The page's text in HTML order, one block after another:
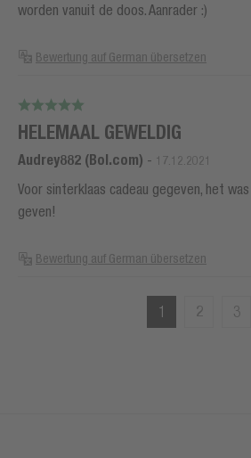
worden vanuit de doos. Aanrader :)
Bewertung auf German übersetzen
HELEMAAL GEWELDIG
Audrey882 (Bol.com) - 17.12.2021
Voor sinterklaas cadeau gegeven, het
geven!
Bewertung auf German übersetzen
1 2 3